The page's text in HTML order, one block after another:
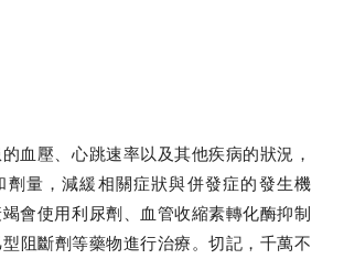
血壓、心跳速率以及其他疾病的狀況，
劑量，減緩相關症狀與併發症的發生機
會使用利尿劑、血管收縮素轉化酶抑制
型阻斷劑等藥物進行治療。切記，千萬不